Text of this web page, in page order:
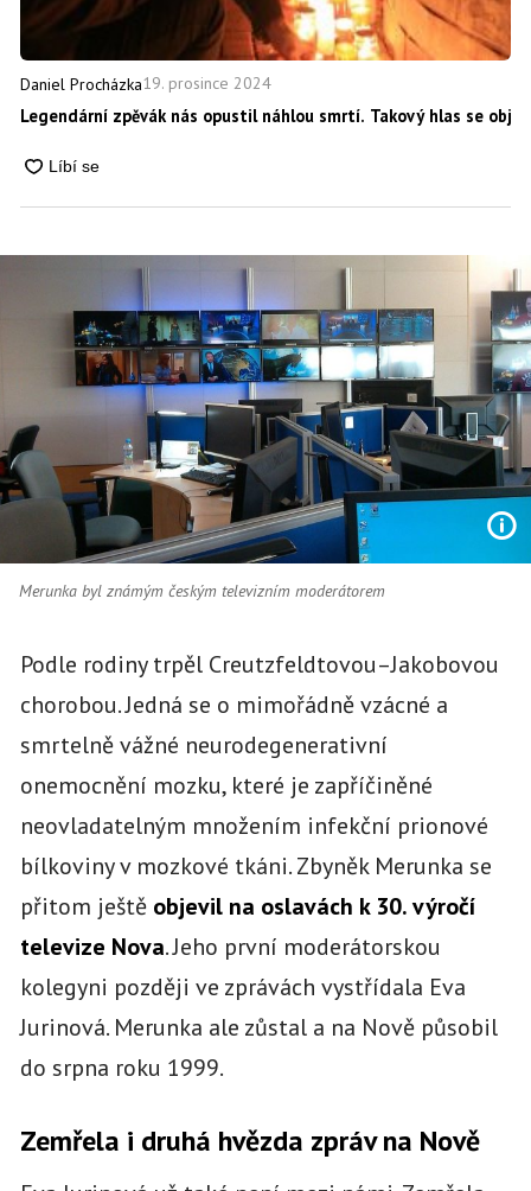
Daniel Procházka19. prosince 2024
Legendární zpěvák nás opustil náhlou smrtí. Takový hlas se
Merunka byl známým českým televizním moderátorem
Podle rodiny trpěl Creutzfeldtovou–Jakobovou
chorobou. Jedná se o mimořádně vzácné a
smrtelně vážné neurodegenerativní
onemocnění mozku, které je zapříčiněné
neovladatelným množením infekční prionové
bílkoviny v mozkové tkáni. Zbyněk Merunka se
přitom ještěobjevil na oslavách k 30. výročí
televize Nova. Jeho první moderátorskou
kolegyni později ve zprávách vystřídala Eva
Jurinová. Merunka ale zůstal a na Nově působil
do srpna roku 1999.
Zemřela i druhá hvězda zpráv na Nově